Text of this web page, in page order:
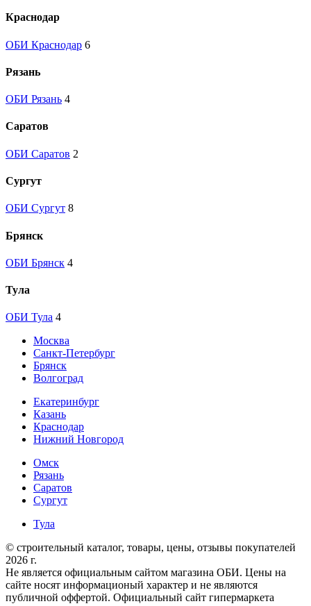
Краснодар
ОБИ Краснодар 6
Рязань
ОБИ Рязань 4
Саратов
ОБИ Саратов 2
Сургут
ОБИ Сургут 8
Брянск
ОБИ Брянск 4
Тула
ОБИ Тула 4
Москва
Санкт-Петербург
Брянск
Волгоград
Екатеринбург
Казань
Краснодар
Нижний Новгород
Омск
Рязань
Саратов
Сургут
Тула
© строительный каталог, товары, цены, отзывы покупателей
2026 г.
Не является официальным сайтом магазина ОБИ. Цены на
сайте носят информационый характер и не являются
публичной оффертой. Официальный сайт гипермаркета